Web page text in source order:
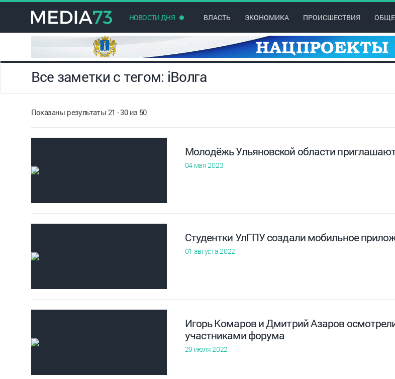
НОВОСТИ ДНЯ ВЛАСТЬ ЭКОНОМИКА ПРОИСШЕСТВИЯ
Все заметки с тегом: iВолга
Показаны результаты 21 - 30 из 50
Молодёжь Ульяновской области
04 мая 2023
Студентки УлГПУ создали мобильное
01 августа 2022
Игорь Комаров и Дмитрий Азаров
участниками форума
29 июля 2022